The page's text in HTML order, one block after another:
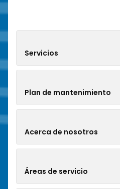
Servicios
Plan de mantenimiento
Acerca de nosotros
Áreas de servicio